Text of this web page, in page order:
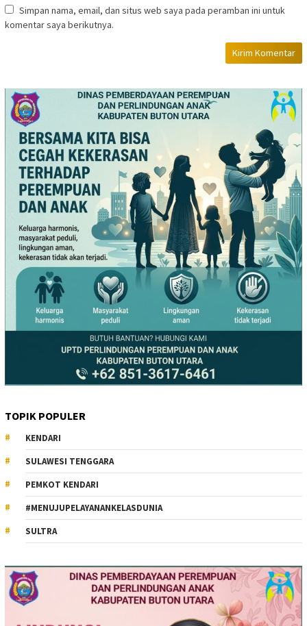
Simpan nama, email, dan situs web saya pada peramban ini untuk
komentar saya berikutnya.
TOPIK POPULER
KENDARI
SULAWESI TENGGARA
PEMKOT KENDARI
#MENUJUPELAYANANKELASDUNIA
SULTRA